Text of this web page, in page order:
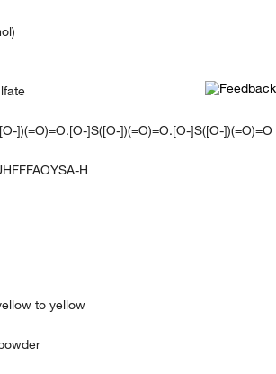
])(=O)=O.[O-]S([O-])(=O)=O.[O-]S([O-])(=O)=O
H
to yellow